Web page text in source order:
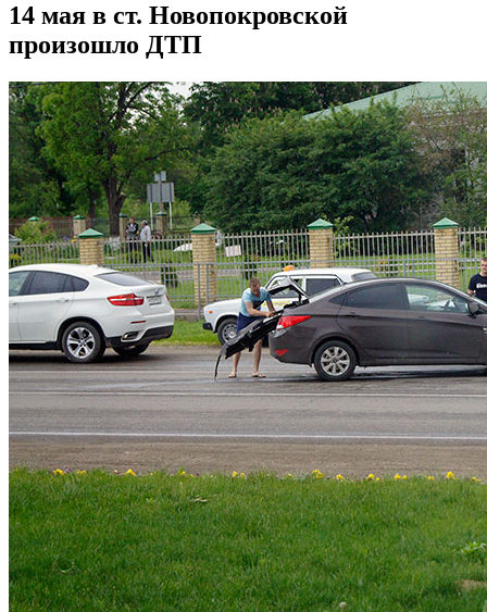
14 мая в ст. Новопокровской
произошло ДТП